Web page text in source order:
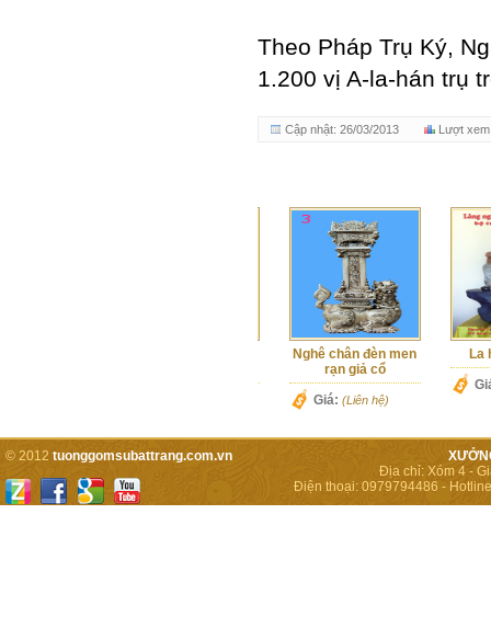
Theo Pháp Trụ Ký,
1.200 vị A-la-hán trụ
Cập nhật: 26/03/2013 Lượt
Nghê chân đèn men
rạn giả cổ
Giá: (Liên hệ)
La
Giá:
© 2012 tuonggomsubattrang.com.vn
Địa chỉ: Xóm 4 -
Điện thoại: 0979794486 -